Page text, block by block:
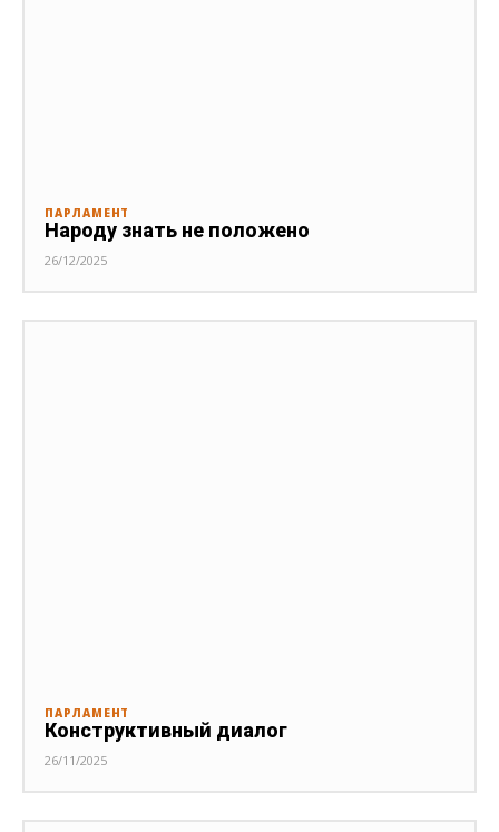
ПАРЛАМЕНТ
Народу знать не положено
26/12/2025
ПАРЛАМЕНТ
Конструктивный диалог
26/11/2025